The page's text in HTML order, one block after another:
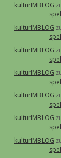
kulturIMBLOG
kulturIMBLOG
kulturIMBLOG
kulturIMBLOG
kulturIMBLOG
kulturIMBLOG
kulturIMBLOG